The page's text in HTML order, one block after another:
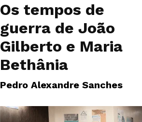
Os tempos de
guerra de João
Gilberto e Maria
Bethânia
Pedro Alexandre Sanches